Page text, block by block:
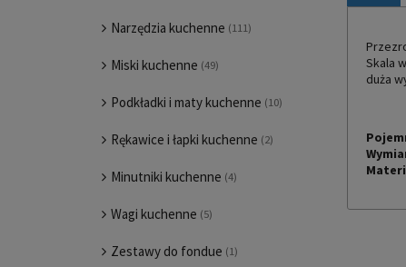
Narzędzia kuchenne (111)
Miski kuchenne (49)
Podkładki i maty kuchenne (10)
Rękawice i łapki kuchenne (2)
Minutniki kuchenne (4)
Wagi kuchenne (5)
Zestawy do fondue (1)
Skala
duża